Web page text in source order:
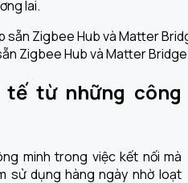
lai.
Zigbee Hub và Matter
từ những công
minh trong việc kết nối mà
sử dụng hàng ngày nhờ loạt